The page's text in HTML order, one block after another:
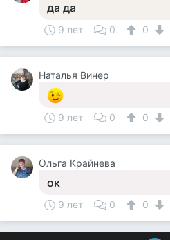
да да
9 лет 0 0
Наталья Винер
9 лет 0 0
Ольга Крайнева
ок
9 лет 0 0